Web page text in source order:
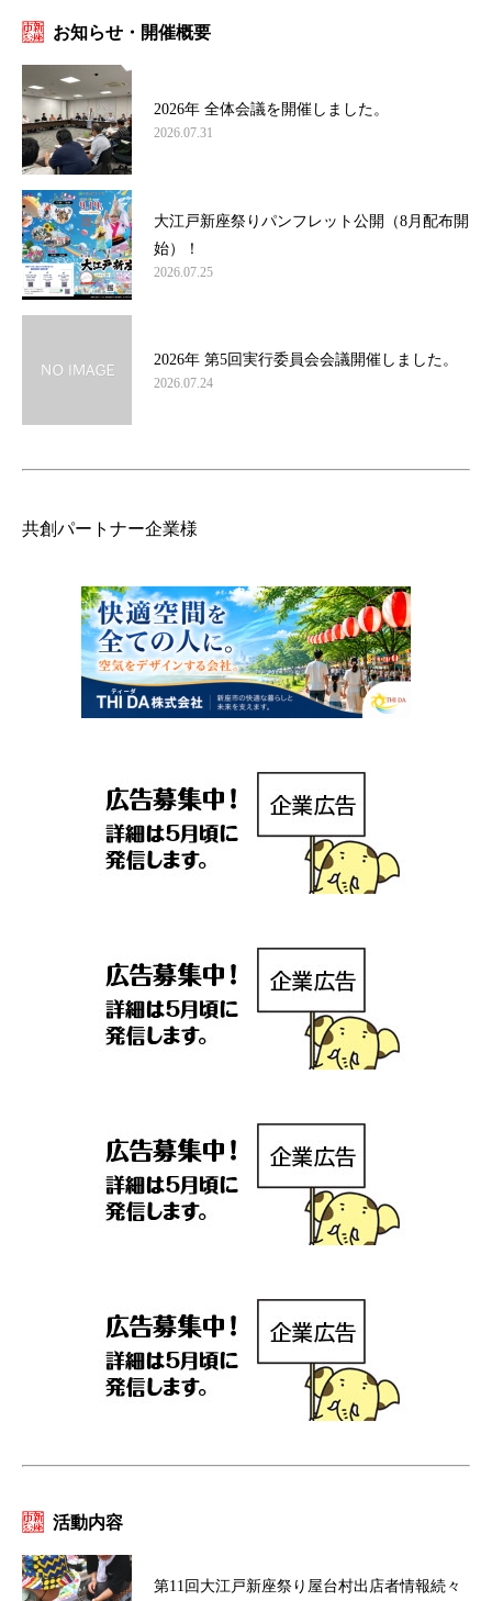
お知らせ・開催概要
2026年 全体会議を開催しました。
2026.07.31
大江戸新座祭りパンフレット公開（8月配布開
始）！
2026.07.25
2026年 第5回実行委員会会議開催しました。
2026.07.24
共創パートナー企業様
活動内容
第11回大江戸新座祭り屋台村出店者情報続々